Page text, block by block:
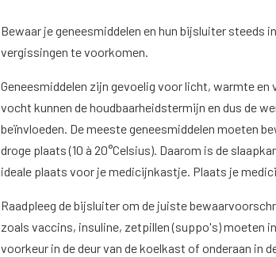
Bewaar je geneesmiddelen en hun bijsluiter steeds
vergissingen te voorkomen.
Geneesmiddelen zijn gevoelig voor licht, warmte
vocht kunnen de houdbaarheidstermijn en dus de
beïnvloeden. De meeste geneesmiddelen moeten
droge plaats (10 à 20°Celsius). Daarom is de
ideale plaats voor je medicijnkastje. Plaats je
Raadpleeg de bijsluiter om de juiste
zoals vaccins, insuline, zetpillen (suppo's) moeten
voorkeur in de deur van de koelkast of onderaan in